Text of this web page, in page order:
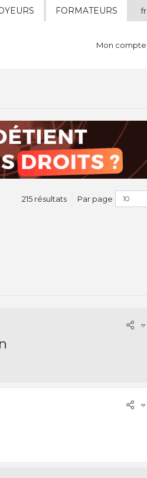
FORMATEURS fr
Mon compte
215 résultats Par page